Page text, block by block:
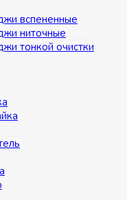
вспененные
ниточные
тонкой очистки